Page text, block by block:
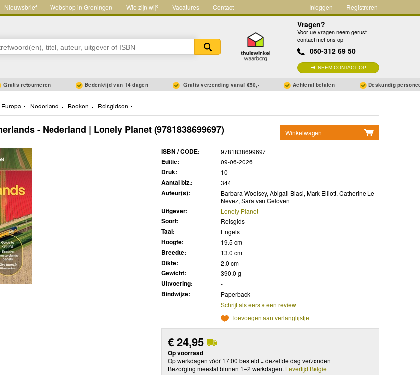
Nieuwsbrief Webshop in Groningen Wie zijn wij? Vacatures Contact Inloggen Registreren
Vragen?
Voor uw vragen neem gerust
contact met ons op!
050-312 69 50
NEEM CONTACT OP
Gratis retourneren Bedenktijd van 14 dagen Gratis verzending vanaf €50,- Achteraf betalen Deskundig
Europa Nederland Boeken Reisgidsen
Winkelwagen
- Nederland | Lonely Planet(9781838699697)
ISBN / CODE: 9781838699697
Editie: 09-06-2026
Druk: 10
Aantal blz.: 344
Auteur(s):
Barbara Woolsey, Abigail Blasi, Mark Elliott, Catherine Le
Nevez, Sara van Geloven
Uitgever: Lonely Planet
Soort: Reisgids
Taal: Engels
Hoogte: 19.5 cm
Breedte: 13.0 cm
Dikte: 2.0 cm
Gewicht: 390.0 g
Uitvoering: -
Bindwijze:
Paperback
Schrijf als eerste een review
Toevoegen aan verlanglijstje
€24,95
Op voorraad
Op werkdagen vóór 17:00 besteld = dezelfde dag verzonden
Bezorging meestal binnen 1–2 werkdagen. Levertijd Belgie